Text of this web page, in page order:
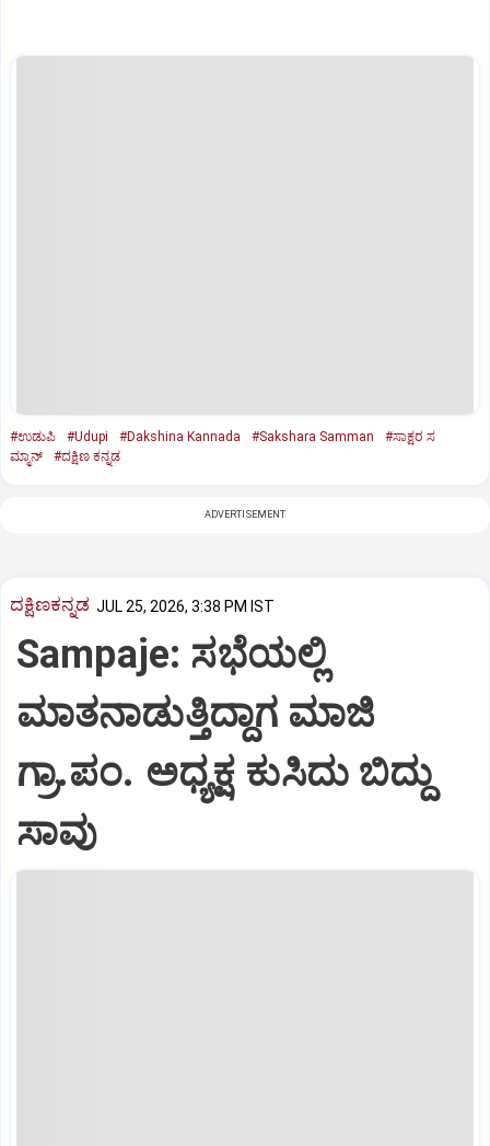
#ಉಡುಪಿ #Udupi #Dakshina Kannada #Sakshara Samman
#ಸಾಕ್ಷರ ಸ
ಮ್ಮಾನ್‌
#ದಕ್ಷಿಣ ಕನ್ನಡ
ADVERTISEMENT
ದಕ್ಷಿಣಕನ್ನಡ JUL 25, 2026, 3:38 PM IST
Sampaje: ಸಭೆಯಲ್ಲಿ
ಮಾತನಾಡುತ್ತಿದ್ದಾಗ ಮಾಜಿ
ಗ್ರಾ.ಪಂ. ಅಧ್ಯಕ್ಷ ಕುಸಿದು ಬಿದ್ದು
ಸಾವು